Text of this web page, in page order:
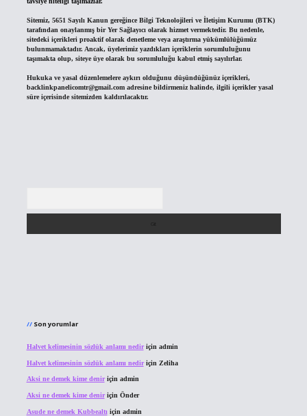
Sitemiz, 5651 Sayılı Kanun gereğince Bilgi Teknolojileri ve İletişim Kurumu (BTK)
tarafından onaylanmış bir Yer Sağlayıcı olarak hizmet vermektedir. Bu nedenle,
sitedeki içerikleri proaktif olarak denetleme veya araştırma yükümlülüğümüz
bulunmamaktadır. Ancak, üyelerimiz yazdıkları içeriklerin sorumluluğunu
taşımakta olup, siteye üye olarak bu sorumluluğu kabul etmiş sayılırlar.
Hukuka ve yasal düzenlemelere aykırı olduğunu düşündüğünüz içerikleri,
backlinkpanelicomtr@gmail.comadresine bildirmeniz halinde, ilgili içerikler yasal
süre içerisinde sitemizden kaldırılacaktır.
Son yorumlar
Halvet kelimesinin sözlük anlamı nediriçin admin
Halvet kelimesinin sözlük anlamı nediriçin Zeliha
Aksi ne demek kime deniriçin admin
Aksi ne demek kime deniriçin Önder
Asude ne demek Kubbealtı için admin